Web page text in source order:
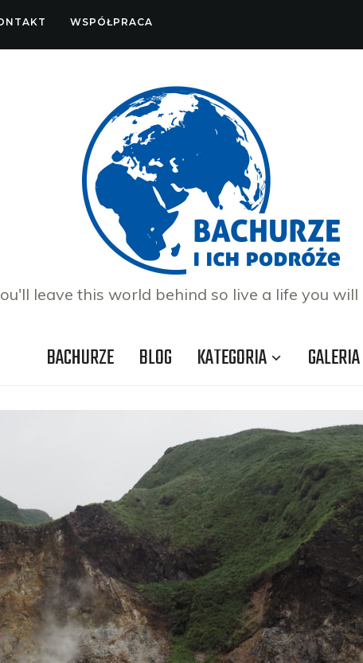
WSPÓŁPRACA
leave this world behind so live a life you
BACHURZE BLOG KATEGORIA GALERIA